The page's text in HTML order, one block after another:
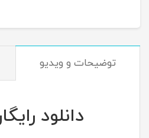
توضیحات و ویدیو
دانلود